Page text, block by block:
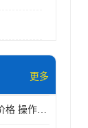
更多
石家庄高压消解罐价格 操作简单 使用安全